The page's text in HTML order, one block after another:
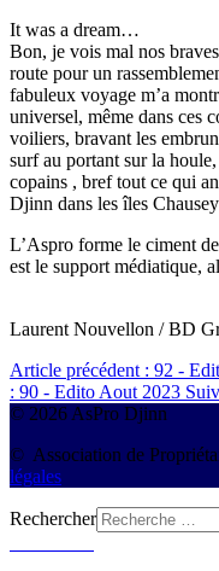
It was a dream…
Bon, je vois mal nos
route pour un
fabuleux voyage m’a
universel, même dans ces
voiliers, bravant les
surf au portant sur la
copains , bref tout ce qui
Djinn dans les îles
L’Aspro forme le ciment
est le support médiatique,
Laurent Nouvellon / BD
Article précédent : 92 -
: 90 - Edito Aout 2023
© 2026 AsPro Djinn
© Association de
légales
Rechercher